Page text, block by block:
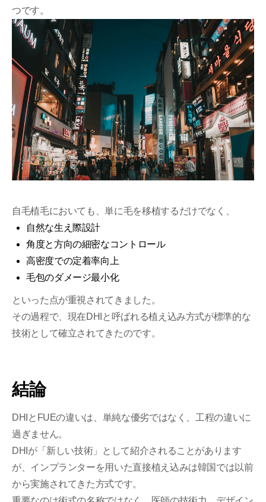
つです。
自毛植毛においても、単に毛を移植するだけでなく、
自然な生え際設計
角度と方向の細密なコントロール
高密度での定着率向上
毛包のダメージ最小化
といった点が重視されてきました。
その過程で、現在DHIと呼ばれる植え込み方式が標準的な
技術として確立されてきたのです。
結論
DHIとFUEの違いは、単純な優劣ではなく、工程の違いに
過ぎません。
DHIが「新しい技術」として紹介されることがあります
が、インプランターを用いた直接植え込みは韓国では以前
から実施されてきた方式です。